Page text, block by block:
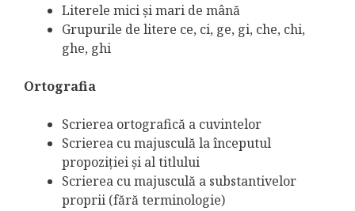
Literele mici şi mari de mână
Grupurile de litere ce, ci, ge, gi, che, chi,
ghe, ghi
Ortografia
Scrierea ortografică a cuvintelor
Scrierea cu majusculă la începutul
propoziţiei şi al titlului
Scrierea cu majusculă a substantivelor
proprii (fără terminologie)